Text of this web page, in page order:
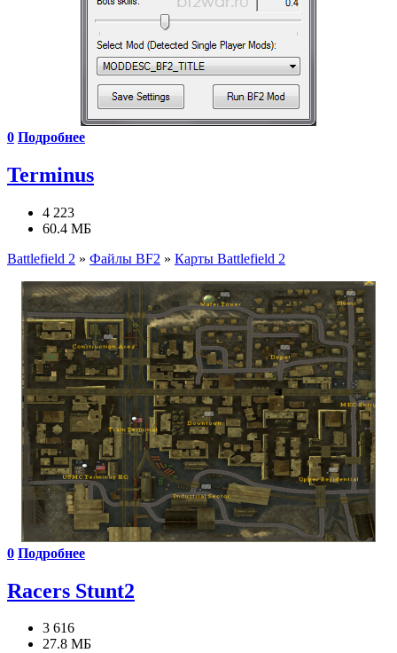
0 Подробнее
Terminus
4 223
60.4 МБ
Battlefield 2 » Файлы BF2 » Карты Battlefield 2
0 Подробнее
Racers Stunt2
3 616
27.8 МБ